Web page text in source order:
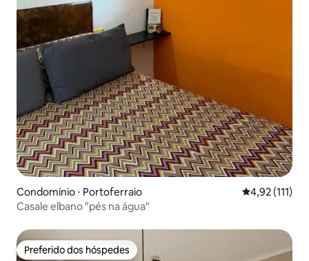
Condomínio ⋅ Portoferraio 4,92 de uma
4,92 (111)
Casale elbano "pés na água"
Preferido dos hóspedes
Preferido dos hóspedes